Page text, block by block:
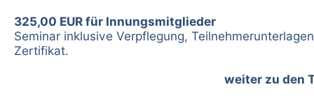
325,00 EUR für Innungsmitglieder
Seminar inklusive Verpflegung,
Zertifikat.
weiter zu den